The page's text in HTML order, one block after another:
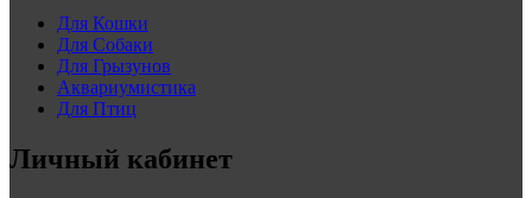
Для Кошки
Для Собаки
Для Грызунов
Аквариумистика
Для Птиц
Личный кабинет